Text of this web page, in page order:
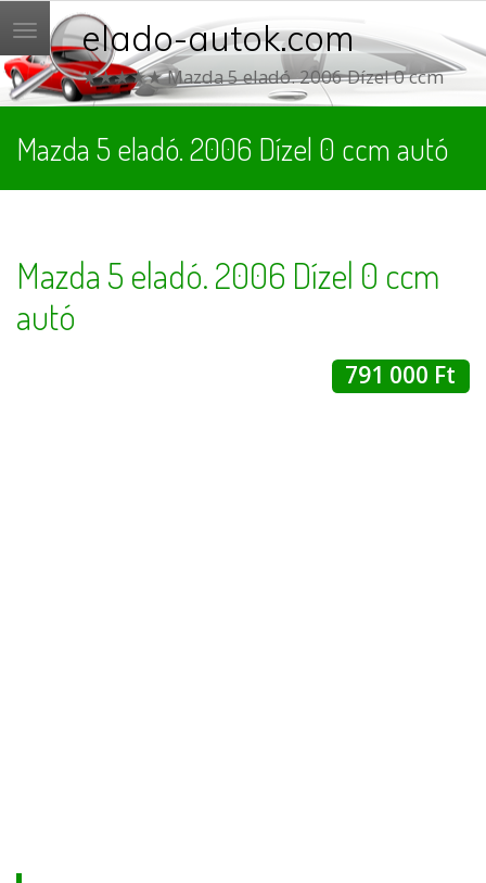
Menü elado-autok.com
★★★★★ Mazda 5 eladó. 2006 Dízel 0 ccm
Mazda 5 eladó. 2006 Dízel 0 ccm autó
Mazda 5 eladó. 2006 Dízel 0 ccm
autó
791 000 Ft